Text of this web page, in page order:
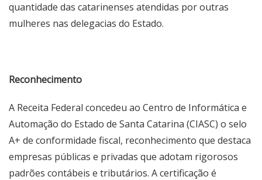
quantidade das catarinenses atendidas por outras
mulheres nas delegacias do Estado.
Reconhecimento
A Receita Federal concedeu ao Centro de Informática e
Automação do Estado de Santa Catarina (CIASC) o selo
A+ de conformidade fiscal, reconhecimento que destaca
empresas públicas e privadas que adotam rigorosos
padrões contábeis e tributários. A certificação é